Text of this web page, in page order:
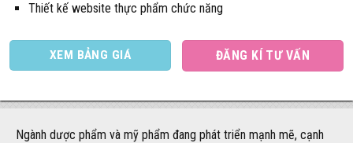
Thiết kế website thực phẩm chức năng
XEM BẢNG GIÁ ĐĂNG KÍ TƯ VẤN
Ngành dược phẩm và mỹ phẩm đang phát triển mạnh mẽ, cạnh